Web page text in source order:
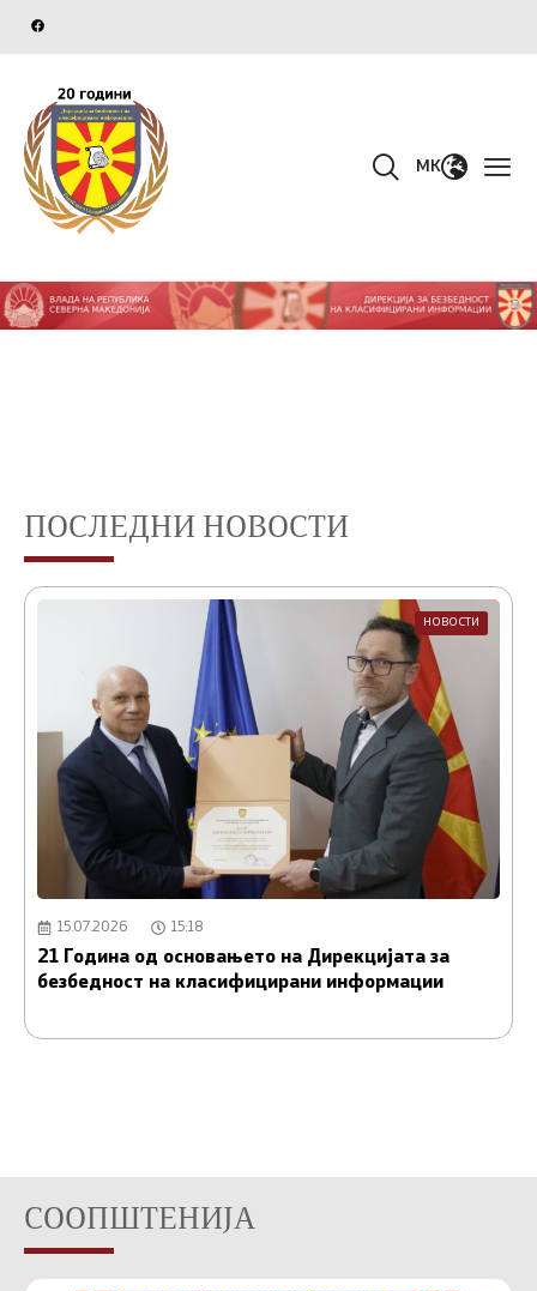
MK
ПОСЛЕДНИ НОВОСТИ
НОВОСТИ
15.07.2026 15:18
21 Година од основањето на Дирекцијата за
безбедност на класифицирани информации
СООПШТЕНИЈА